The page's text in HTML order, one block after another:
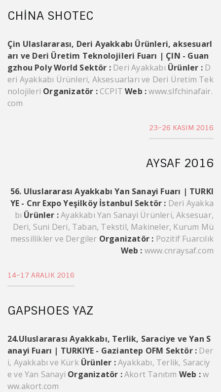
CHINA SHOTEC
Çin Ulaslararası, Deri Ayakkabı Ürünleri, aksesuarl
arı ve Deri Üretim Teknolojileri Fuarı | ÇIN - Guan
gzhou Poly World Sektör : Deri Ayakkabı Ürünler :D
eri Ayakkabı Ürünleri, Aksesuarları ve Deri Üretim Tek
nolojileri Organizatör :CCPITWeb :www.slfchinafair.
com
23~26 KASIM 2016
AYSAF 2016
56. Uluslararası Ayakkabı Yan Sanayi Fuarı | TURKI
YE - Cnr Expo Yeşilköy İstanbul Sektör : Deri Ayakka
bı Ürünler :Ayakkabı Yan Sanayi Ürünleri, Aksesuar,
Deri, Suni Deri, Taban, Tekstil, Makineler, Kurum Mü
messillikler ve Dergiler Organizatör : Pozitif Fuarcılık
Web : www.cnraysaf.com
14~17 ARALIK 2016
GAPSHOES YAZ
24.Uluslararası Ayakkabı, Terlik, Saraciye ve Yan S
anayi Fuarı | TURKIYE - Gaziantep OFM Sektör : Der
i, Ayakkabı ve Kürk Ürünler :Ayakkabı, Terlik, Saraciy
e ve Yan Sanayi Organizatör :Akort Tanıtım Web :w
ww.akort.com